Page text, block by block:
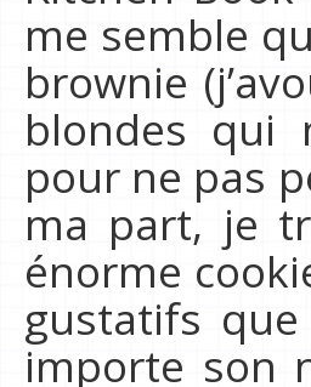
me semble
brownie
blondes qui
pour ne pas
ma part, je
énorme
gustatifs
importe son